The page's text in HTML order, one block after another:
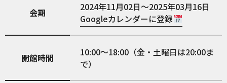
会期
2024年11月02日～2025年03月16日
Googleカレンダーに登録
開館時間
10:00〜18:00（金・土曜日は20:00ま
で）